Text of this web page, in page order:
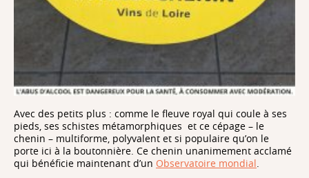
Avec des petits plus : comme le fleuve royal qui coule à ses
pieds, ses schistes métamorphiques et ce cépage – le
chenin – multiforme, polyvalent et si populaire qu’on le
porte ici à la boutonnière. Ce chenin unanimement acclamé
qui bénéficie maintenant d’un Observatoire mondial.